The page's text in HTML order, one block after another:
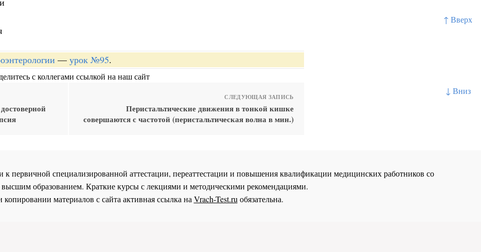
↑ Вверх
↓ Вниз
— урок №95.
с коллегами ссылкой на наш сайт
СЛЕДУЮЩАЯ ЗАПИСЬ
Перистальтические движения в тонкой кишке
совершаются с частотой (перистальтическая волна в мин.)
к первичной специализированной аттестации, переаттестации и повышения квалификации медицинских работников со
образованием. Краткие курсы с лекциями и методическими рекомендациями.
копировании материалов с сайта активная ссылка наVrach-Test.ruобязательна.